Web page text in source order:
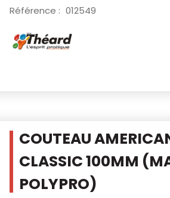
Référence : 012549
COUTEAU
CLASSIC 100MM
POLYPRO)